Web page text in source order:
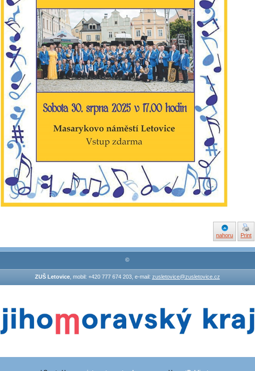
nahoru Print
©
ZUŠ Letovice, mobil: +420 777 674 203, e-mail: zusletovice@zusletovice.cz